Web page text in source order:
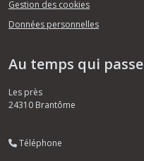
Gestion des cookies
Données personnelles
Au temps qui passe
Les près
24310 Brantôme
Téléphone